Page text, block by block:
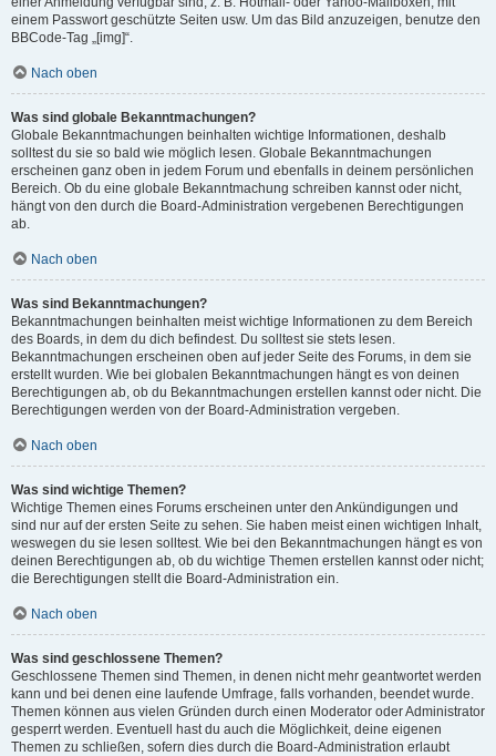
einem Passwort geschützte Seiten usw. Um das Bild anzuzeigen, benutze den
BBCode-Tag „[img]“.
Nach oben
Was sind globale Bekanntmachungen?
Globale Bekanntmachungen beinhalten wichtige Informationen, deshalb
solltest du sie so bald wie möglich lesen. Globale Bekanntmachungen
erscheinen ganz oben in jedem Forum und ebenfalls in deinem persönlichen
Bereich. Ob du eine globale Bekanntmachung schreiben kannst oder nicht,
hängt von den durch die Board-Administration vergebenen Berechtigungen
ab.
Nach oben
Was sind Bekanntmachungen?
Bekanntmachungen beinhalten meist wichtige Informationen zu dem Bereich
des Boards, in dem du dich befindest. Du solltest sie stets lesen.
Bekanntmachungen erscheinen oben auf jeder Seite des Forums, in dem sie
erstellt wurden. Wie bei globalen Bekanntmachungen hängt es von deinen
Berechtigungen ab, ob du Bekanntmachungen erstellen kannst oder nicht. Die
Berechtigungen werden von der Board-Administration vergeben.
Nach oben
Was sind wichtige Themen?
Wichtige Themen eines Forums erscheinen unter den Ankündigungen und
sind nur auf der ersten Seite zu sehen. Sie haben meist einen wichtigen Inhalt,
weswegen du sie lesen solltest. Wie bei den Bekanntmachungen hängt es von
deinen Berechtigungen ab, ob du wichtige Themen erstellen kannst oder nicht;
die Berechtigungen stellt die Board-Administration ein.
Nach oben
Was sind geschlossene Themen?
Geschlossene Themen sind Themen, in denen nicht mehr geantwortet werden
kann und bei denen eine laufende Umfrage, falls vorhanden, beendet wurde.
Themen können aus vielen Gründen durch einen Moderator oder Administrator
gesperrt werden. Eventuell hast du auch die Möglichkeit, deine eigenen
Themen zu schließen, sofern dies durch die Board-Administration erlaubt